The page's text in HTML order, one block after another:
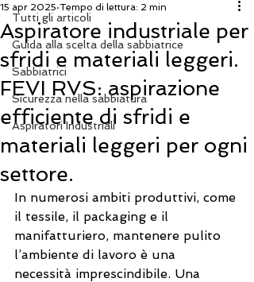
Tutti gli articoli
Guida alla scelta della sabbiatrice
Sabbiatrici
Sicurezza nella sabbiatura
Aspiratori Industriali
Aspiratore industriale per
sfridi e materiali leggeri.
FEVI RVS: aspirazione
efficiente di sfridi e
materiali leggeri per ogni
settore.
15 apr 2025 Tempo di lettura: 2 min
In numerosi ambiti produttivi, come
il tessile, il packaging e il
manifatturiero, mantenere pulito
l’ambiente di lavoro è una
necessità imprescindibile. Una